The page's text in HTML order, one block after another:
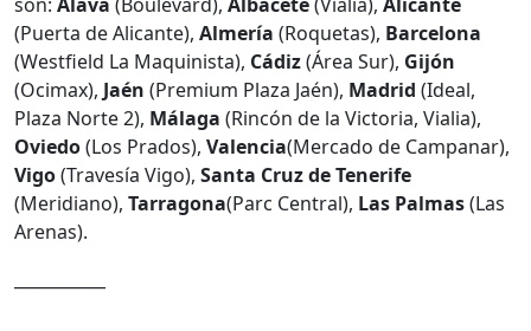
(Puerta de Alicante), Almería (Roquetas), Barcelona
(Westfield La Maquinista), Cádiz(Área Sur), Gijón
(Ocimax), Jaén (Premium Plaza Jaén), Madrid (Ideal,
Plaza Norte 2), Málaga (Rincón de la Victoria, Vialia),
Oviedo(Los Prados), Valencia(Mercado de Campanar),
Vigo(Travesía Vigo), Santa Cruz de Tenerife
(Meridiano), Tarragona(Parc Central), Las Palmas(Las
Arenas).